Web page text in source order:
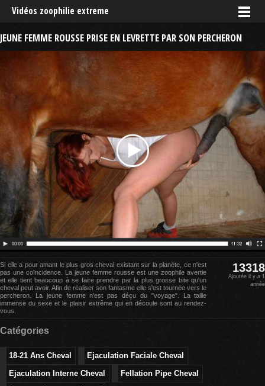
Vidéos zoophilie extreme
JEUNE FEMME ROUSSE PRISE EN LEVRETTE PAR SON PERCHERON
Si elle a pour amant le plus gros cheval existant sur la planète, ce n'est
pas une coïncidence. La jeune femme rousse est une zoophile avertie
et elle tient beaucoup à se faire prendre par la plus grosse bite qu'un
cheval peut avoir. Afin de réaliser son fantasme elle s'est tournée vers le
percheron. La jeune femme n'est pas déçu du "voyage". La taille
immense du sexe et le plaisir extrême qui en découle sont au rendez-
vous.
13318
Ajoutée il y a 1
année
Catégories
18-21 Ans Cheval
Ejaculation Faciale Cheval
Ejaculation Interne Cheval
Fellation Pipe Cheval